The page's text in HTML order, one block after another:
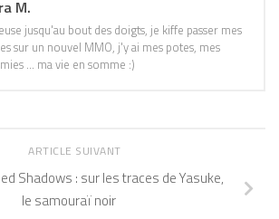
M.
jusqu'au bout des doigts, je kiffe passer mes
sur un nouvel MMO, j'y ai mes potes, mes
... ma vie en somme :)
ARTICLE SUIVANT
Shadows : sur les traces de Yasuke,
le samouraï noir